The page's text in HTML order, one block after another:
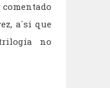
a´si que
no